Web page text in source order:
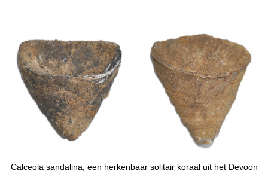
Calceola sandalina, een herkenbaar solitair koraal uit het Devoon